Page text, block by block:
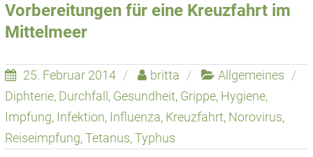
Vorbereitungen für eine Kreuzfahrt im
Mittelmeer
25. Februar 2014 britta
Allgemeines
Diphterie, Durchfall , Gesundheit, Grippe, Hygiene,
Impfung, Infektion, Influenza, Kreuzfahrt, Norovirus,
Reiseimpfung,Tetanus,Typhus